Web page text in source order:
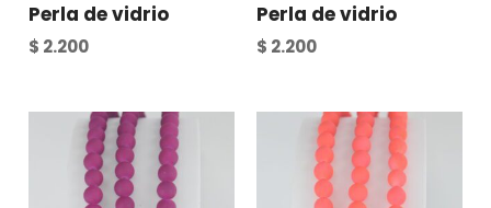
Perla de vidrio
$ 2.200
Perla de vidrio
$ 2.200